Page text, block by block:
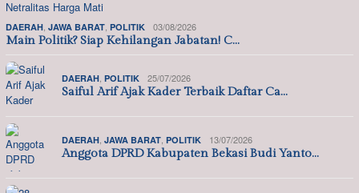
DAERAH JAWA BARAT POLITIK 03/08/2026
Main Politik? Siap Kehilangan Jabatan! C…
DAERAH POLITIK 25/07/2026
Saiful Arif Ajak Kader Terbaik Daftar Ca…
DAERAH JAWA BARAT POLITIK 13/07/2026
Anggota DPRD Kabupaten Bekasi Budi Yanto…